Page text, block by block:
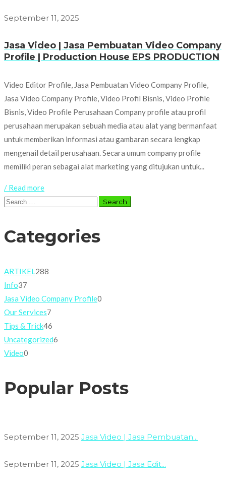
September 11, 2025
Jasa Video | Jasa Pembuatan Video Company
Profile | Production House EPS PRODUCTION
Video Editor Profile, Jasa Pembuatan Video Company Profile,
Jasa Video Company Profile, Video Profil Bisnis, Video Profile
Bisnis, Video Profile Perusahaan Company profile atau profil
perusahaan merupakan sebuah media atau alat yang bermanfaat
untuk memberikan informasi atau gambaran secara lengkap
mengenail detail perusahaan. Secara umum company profile
memiliki peran sebagai alat marketing yang ditujukan untuk...
/ Read more
Search
Categories
ARTIKEL288
Info37
Jasa Video Company Profile0
Our Services7
Tips & Trick46
Uncategorized6
Video0
Popular Posts
September 11, 2025 Jasa Video | Jasa Pembuatan...
September 11, 2025 Jasa Video | Jasa Edit...